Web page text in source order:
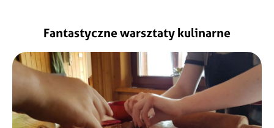
Fantastyczne warsztaty kulinarne